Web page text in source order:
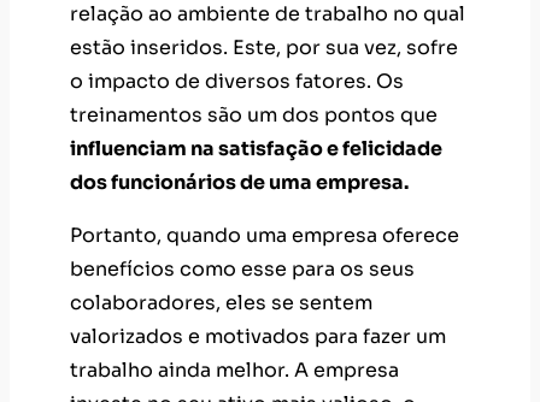
relação ao ambiente de trabalho no qual
estão inseridos. Este, por sua vez, sofre
o impacto de diversos fatores. Os
treinamentos são um dos pontos que
influenciam na satisfação e felicidade
dos funcionários de uma empresa.
Portanto, quando uma empresa oferece
benefícios como esse para os seus
colaboradores, eles se sentem
valorizados e motivados para fazer um
trabalho ainda melhor. A empresa